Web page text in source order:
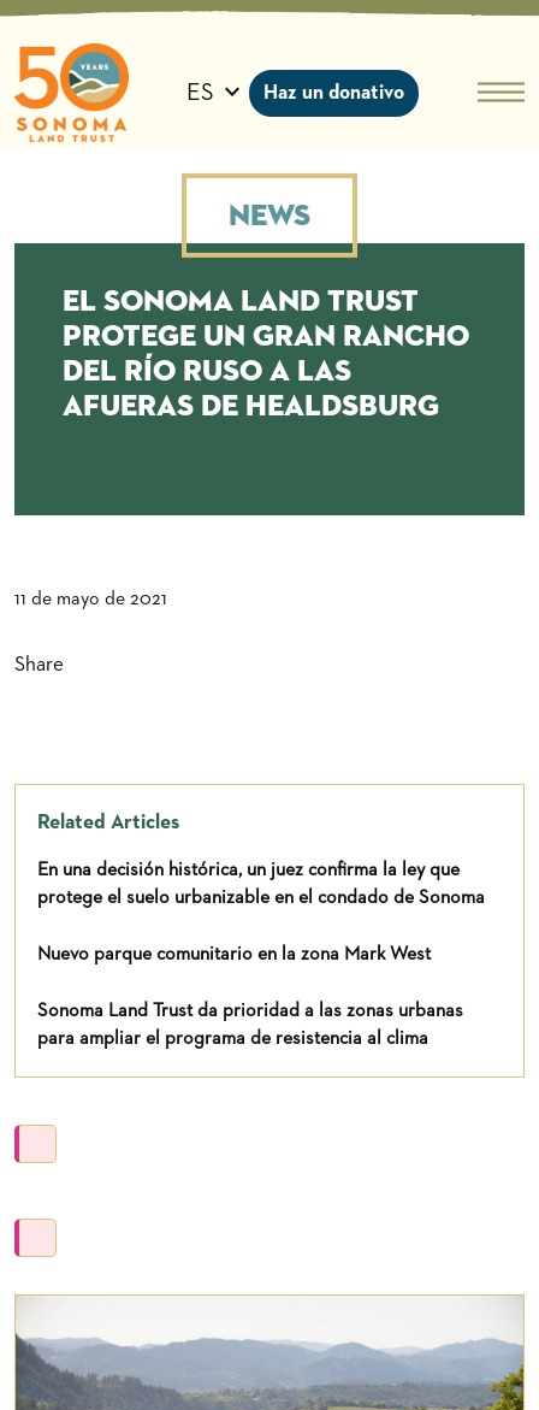
Ir
contenido
ES Haz un donativo
News
El Sonoma Land Trust
protege un gran rancho
del río Ruso a las
afueras de Healdsburg
11 de mayo de 2021
Share
Related Articles
En una decisión histórica, un juez confirma la ley que
protege el suelo urbanizable en el condado de Sonoma
Nuevo parque comunitario en la zona Mark West
Sonoma Land Trust da prioridad a las zonas urbanas
para ampliar el programa de resistencia al clima